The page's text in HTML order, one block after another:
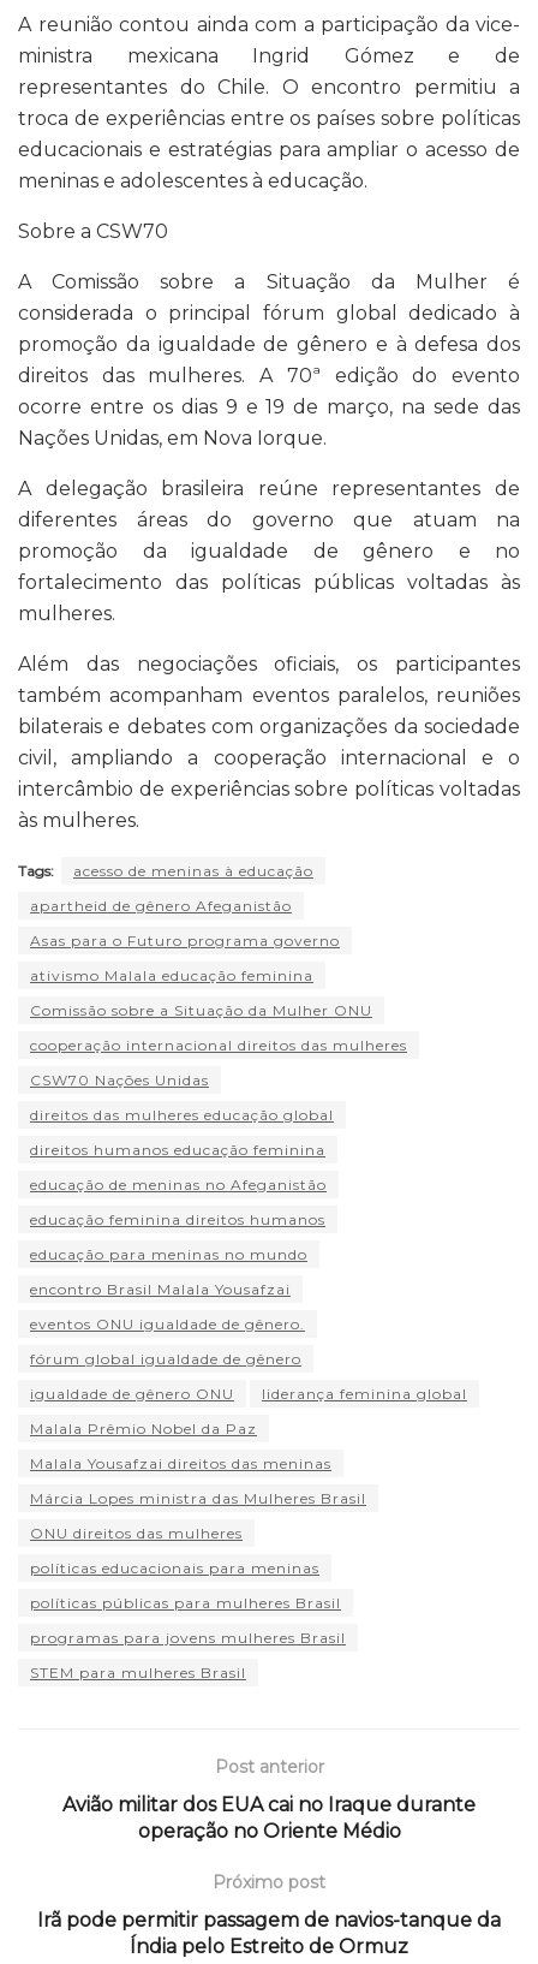
A reunião contou ainda com a participação da vice-
ministra mexicana Ingrid Gómez e de
representantes do Chile. O encontro permitiu a
troca de experiências entre os países sobre políticas
educacionais e estratégias para ampliar o acesso de
meninas e adolescentes à educação.
Sobre a CSW70
A Comissão sobre a Situação da Mulher é
considerada o principal fórum global dedicado à
promoção da igualdade de gênero e à defesa dos
direitos das mulheres. A 70ª edição do evento
ocorre entre os dias 9 e 19 de março, na sede das
Nações Unidas, em Nova Iorque.
A delegação brasileira reúne representantes de
diferentes áreas do governo que atuam na
promoção da igualdade de gênero e no
fortalecimento das políticas públicas voltadas às
mulheres.
Além das negociações oficiais, os participantes
também acompanham eventos paralelos, reuniões
bilaterais e debates com organizações da sociedade
civil, ampliando a cooperação internacional e o
intercâmbio de experiências sobre políticas voltadas
às mulheres.
Tags:
acesso de meninas à educação
apartheid de gênero Afeganistão
Asas para o Futuro programa governo
ativismo Malala educação feminina
Comissão sobre a Situação da Mulher ONU
cooperação internacional direitos das mulheres
CSW70 Nações Unidas
direitos das mulheres educação global
direitos humanos educação feminina
educação de meninas no Afeganistão
educação feminina direitos humanos
educação para meninas no mundo
encontro Brasil Malala Yousafzai
eventos ONU igualdade de gênero.
fórum global igualdade de gênero
igualdade de gênero ONU
liderança feminina global
Malala Prêmio Nobel da Paz
Malala Yousafzai direitos das meninas
Márcia Lopes ministra das Mulheres Brasil
ONU direitos das mulheres
políticas educacionais para meninas
políticas públicas para mulheres Brasil
programas para jovens mulheres Brasil
STEM para mulheres Brasil
Post anterior
Avião militar dos EUA cai no Iraque durante
operação no Oriente Médio
Próximo post
Irã pode permitir passagem de navios-tanque da
Índia pelo Estreito de Ormuz